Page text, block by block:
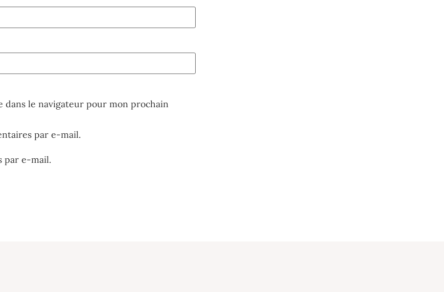
le navigateur pour mon prochain
par e-mail.
par e-mail.